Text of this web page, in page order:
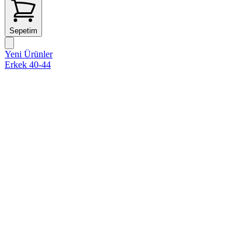
Sepetim
Yeni Ürünler
Erkek 40-44